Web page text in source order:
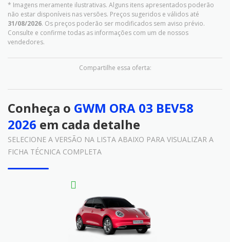
* Imagens meramente ilustrativas. Alguns itens apresentados poderão
não estar disponíveis nas versões. Preços sugeridos e válidos até
31/08/2026. Os preços poderão ser modificados sem aviso prévio.
Consulte e confirme todas as informações com um de nossos
vendedores.
Compartilhe essa oferta:
Conheça o GWM ORA 03 BEV58
2026 em cada detalhe
SELECIONE A VERSÃO NA LISTA ABAIXO PARA VISUALIZAR A
FICHA TÉCNICA COMPLETA